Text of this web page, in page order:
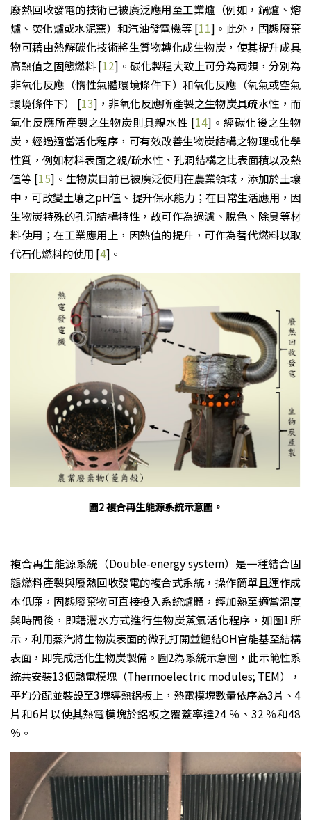
廢熱回收發電的技術已被廣泛應用至工業爐（例如，鍋爐、熔
爐、焚化爐或水泥窯）和汽油發電機等 [11]。此外，固態廢棄
物可藉由熱解碳化技術將生質物轉化成生物炭，使其提升成具
高熱值之固態燃料 [12]。碳化製程大致上可分為兩類，分別為
非氧化反應（惰性氣體環境條件下）和氧化反應（氧氣或空氣
環境條件下） [13]，非氧化反應所產製之生物炭具疏水性，而
氧化反應所產製之生物炭則具親水性 [14]。經碳化後之生物
炭，經過適當活化程序，可有效改善生物炭結構之物理或化學
性質，例如材料表面之親/疏水性、孔洞結構之比表面積以及熱
值等 [15]。生物炭目前已被廣泛使用在農業領域，添加於土壤
中，可改變土壤之pH值、提升保水能力；在日常生活應用，因
生物炭特殊的孔洞結構特性，故可作為過濾、脫色、除臭等材
料使用；在工業應用上，因熱值的提升，可作為替代燃料以取
代石化燃料的使用 [4]。
圖2 複合再生能源系統示意圖。
複合再生能源系統（Double-energy system）是一種結合固
態燃料產製與廢熱回收發電的複合式系統，操作簡單且運作成
本低廉，固態廢棄物可直接投入系統爐體，經加熱至適當溫度
與時間後，即藉灑水方式進行生物炭蒸氣活化程序，如圖1所
示，利用蒸汽將生物炭表面的微孔打開並鏈結OH官能基至結構
表面，即完成活化生物炭製備。圖2為系統示意圖，此示範性系
統共安裝13個熱電模塊（Thermoelectric modules; TEM），
平均分配並裝設至3塊導熱鋁板上，熱電模塊數量依序為3片、4
片和6片以使其熱電模塊於鋁板之覆蓋率達24 ％、32 ％和48
％。